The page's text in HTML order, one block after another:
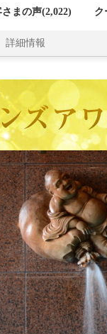
さまの声(2,022) ク
詳細情報